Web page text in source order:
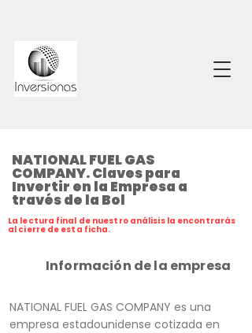
NATIONAL FUEL GAS
COMPANY. Claves para
Invertir en la Empresa a
través de la Bol
La lectura final de nuestro análisis la encontrarás
al cierre de esta ficha.
Información de la empresa
NATIONAL FUEL GAS COMPANY es una
empresa estadounidense cotizada en